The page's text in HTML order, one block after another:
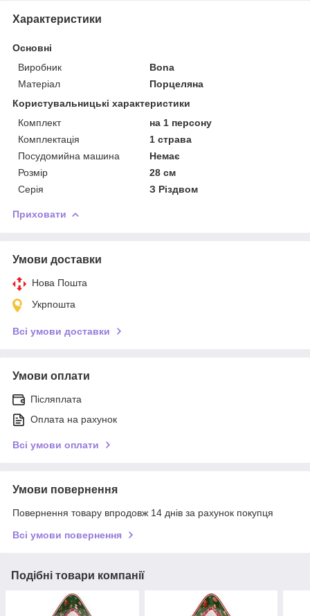
Характеристики
Основні
Виробник
Bona
Матеріал
Порцеляна
Користувальницькі характеристики
Комплект
на 1 персону
Комплектація
1 страва
Посудомийна машина
Немає
Розмір
28 см
Серія
З Різдвом
Приховати
Умови доставки
Нова Пошта
Укрпошта
Всі умови доставки
Умови оплати
Післяплата
Оплата на рахунок
Всі умови оплати
Умови повернення
Повернення товару впродовж 14 днів за рахунок покупця
Всі умови повернення
Подібні товари компанії